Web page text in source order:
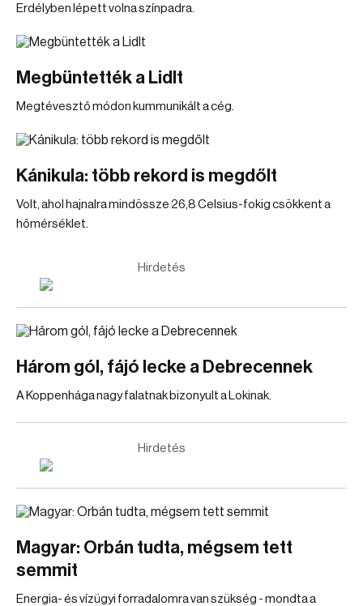
Erdélyben lépett volna színpadra.
Megbüntették a Lidlt
Megtévesztő módon kummunikált a cég.
Kánikula: több rekord is megdőlt
Volt, ahol hajnalra mindössze 26,8 Celsius-fokig csökkent a
hőmérséklet.
Hirdetés
Három gól, fájó lecke a Debrecennek
A Koppenhága nagy falatnak bizonyult a Lokinak.
Hirdetés
Magyar: Orbán tudta, mégsem tett
semmit
Energia- és vízügyi forradalomra van szükség - mondta a